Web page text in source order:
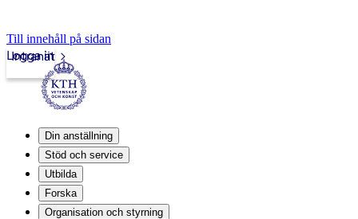
Till innehåll på sidan
Intranät
Logga in
Din anställning
Stöd och service
Utbilda
Forska
Organisation och styrning